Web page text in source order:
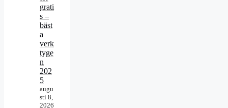
grati
s –
bäst
a
verk
tyge
n
202
5
augu
sti 8,
2026